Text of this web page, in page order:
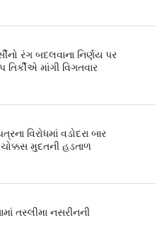
રંગ બદલવાના નિર્ણય પર
તિર્કીએ માંગી વિગતવાર
વિરોધમાં વડોદરા બાર
મુદતની હડતાળ
તસ્લીમા નસરીનની